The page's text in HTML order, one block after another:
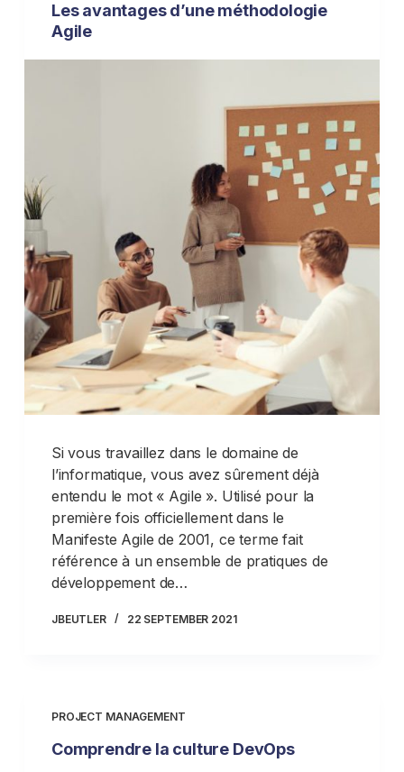
Les avantages d’une méthodologie
Agile
Si vous travaillez dans le domaine de
l’informatique, vous avez sûrement déjà
entendu le mot « Agile ». Utilisé pour la
première fois officiellement dans le
Manifeste Agile de 2001, ce terme fait
référence à un ensemble de pratiques de
développement de…
JBEUTLER 22 SEPTEMBER 2021
PROJECT MANAGEMENT
Comprendre la culture DevOps